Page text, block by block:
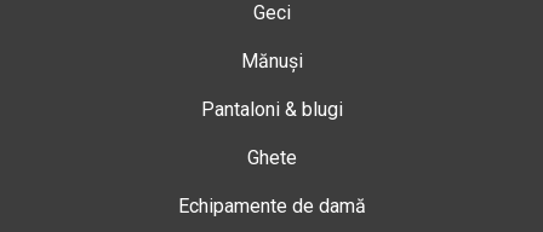
Geci
Mănuși
Pantaloni & blugi
Ghete
Echipamente de damă